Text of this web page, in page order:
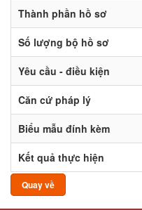
Thành phần hồ sơ
Số lượng bộ hồ sơ
Yêu cầu - điều kiện
Căn cứ pháp lý
Biểu mẫu đính kèm
Kết quả thực hiện
Quay về